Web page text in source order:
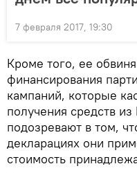
7 февраля 2017, 19:30
Кроме того, ее
финансирования
кампаний, которые
получения средств
подозревают в том,
декларациях они
стоимость